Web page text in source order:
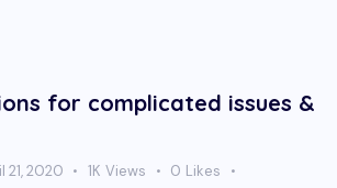
for complicated issues &
21, 2020 1K Views 0 Likes